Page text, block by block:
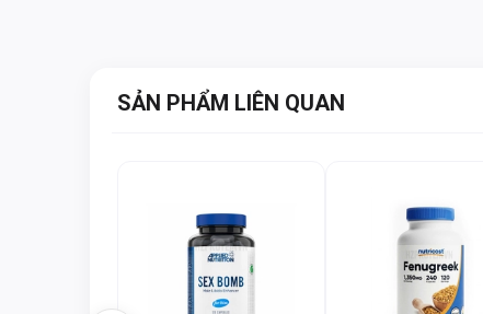
SẢN PHẨM LIÊN QUAN